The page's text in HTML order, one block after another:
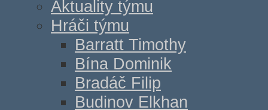
Aktuality týmu
Hráči týmu
Barratt Timothy
Bína Dominik
Bradáč Filip
Budinov Elkhan